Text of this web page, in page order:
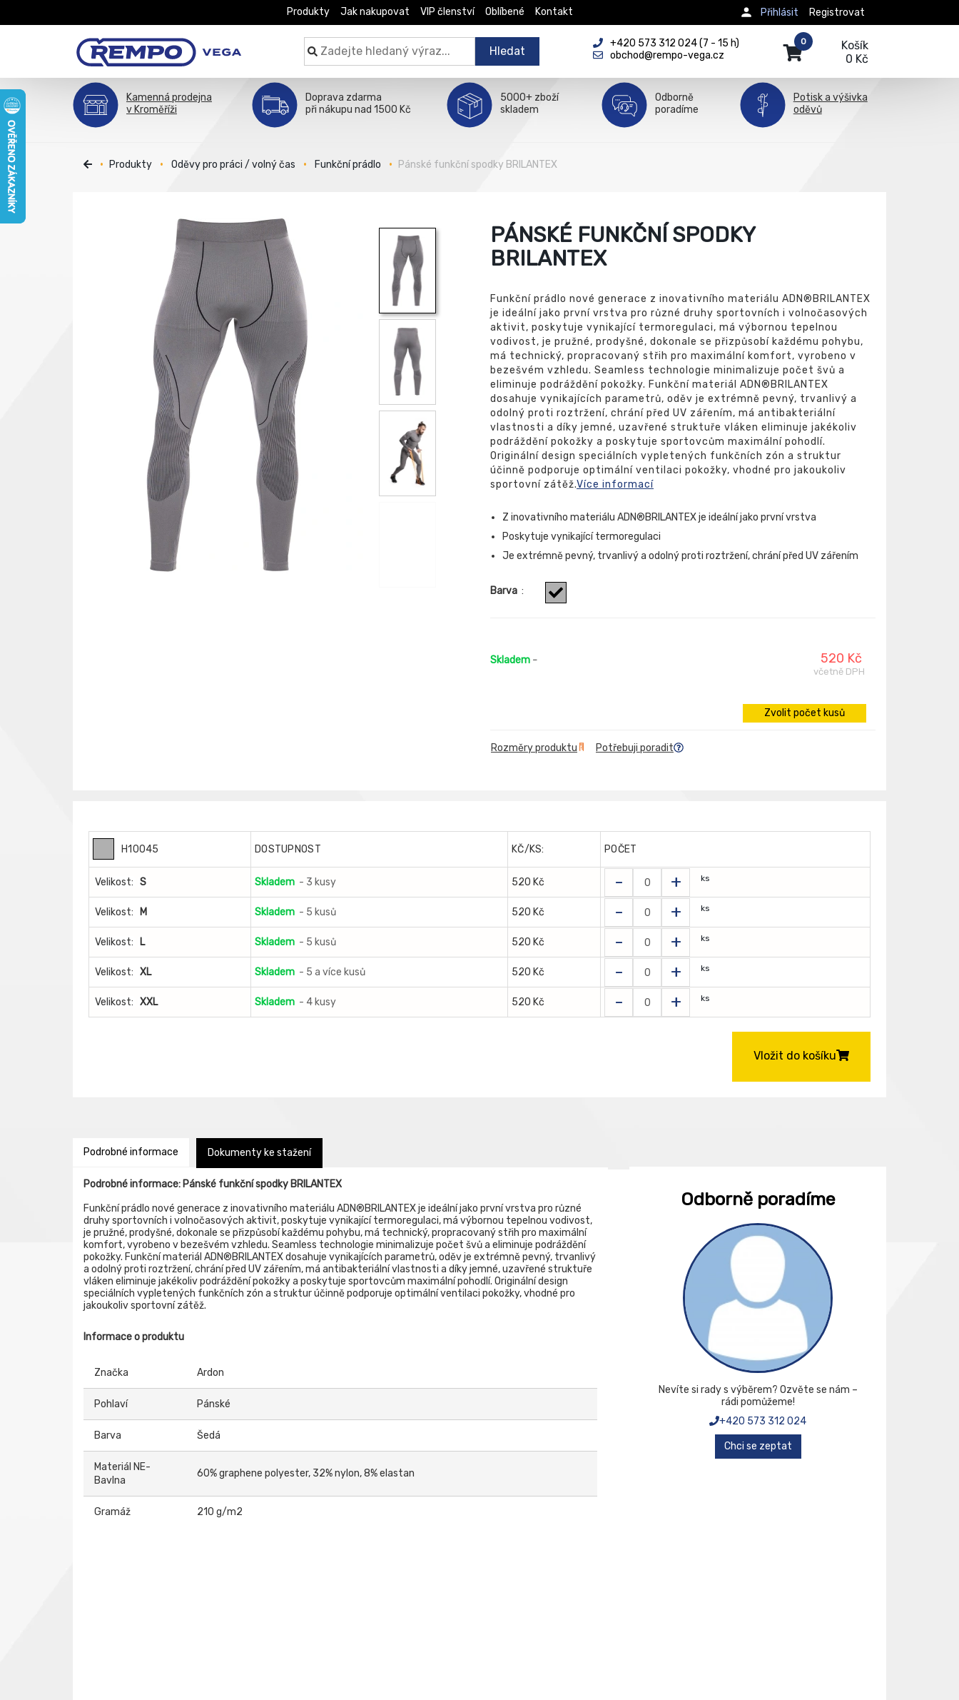
Produkty Jak nakupovat VIP členství Oblíbené Kontakt Registrovat
Přihlásit
Hledat
+420 573 312 024 (7 - 15 h)
obchod@rempo-vega.cz
Košík
0 Kč
0
Kamenná prodejna
v Kroměříži
Doprava zdarma
při nákupu nad 1500 Kč
5000+ zboží
skladem
Odborně
poradíme
Potisk a výšivka
oděvů
Produkty Oděvy pro práci / volný čas Funkční prádlo Pánské funkční spodky BRILANTEX
PÁNSKÉ FUNKČNÍ SPODKY
BRILANTEX
Funkční prádlo nové generace z inovativního materiálu ADN®BRILANTEX
je ideální jako první vrstva pro různé druhy sportovních i volnočasových
aktivit, poskytuje vynikající termoregulaci, má výbornou tepelnou
vodivost, je pružné, prodyšné, dokonale se přizpůsobí každému pohybu,
má technický, propracovaný střih pro maximální komfort, vyrobeno v
bezešvém vzhledu. Seamless technologie minimalizuje počet švů a
eliminuje podráždění pokožky. Funkční materiál ADN®BRILANTEX
dosahuje vynikajících parametrů, oděv je extrémně pevný, trvanlivý a
odolný proti roztržení, chrání před UV zářením, má antibakteriální
vlastnosti a díky jemné, uzavřené struktuře vláken eliminuje jakékoliv
podráždění pokožky a poskytuje sportovcům maximální pohodlí.
Originální design speciálních vypletených funkčních zón a struktur
účinně podporuje optimální ventilaci pokožky, vhodné pro jakoukoliv
sportovní zátěž.Více informací
Z inovativního materiálu ADN®BRILANTEX je ideální jako první vrstva
Poskytuje vynikající termoregulaci
Je extrémně pevný, trvanlivý a odolný proti roztržení, chrání před UV zářením
Barva :
Skladem - 520 Kč
včetně DPH
Zvolit počet kusů
Rozměry produktu Potřebuji poradit
H10045 DOSTUPNOST KČ/KS: POČET
Velikost: S Skladem - 3 kusy 520 Kč - + ks
Velikost: M Skladem - 5 kusů 520 Kč - + ks
Velikost: L Skladem - 5 kusů 520 Kč - + ks
Velikost: XL Skladem - 5 a více kusů 520 Kč - + ks
Velikost: XXL Skladem - 4 kusy 520 Kč - + ks
Vložit do košíku
Podrobné informace Dokumenty ke stažení
Podrobné informace: Pánské funkční spodky BRILANTEX
Funkční prádlo nové generace z inovativního materiálu ADN®BRILANTEX je ideální jako první vrstva pro různé
druhy sportovních i volnočasových aktivit, poskytuje vynikající termoregulaci, má výbornou tepelnou vodivost,
je pružné, prodyšné, dokonale se přizpůsobí každému pohybu, má technický, propracovaný střih pro maximální
komfort, vyrobeno v bezešvém vzhledu. Seamless technologie minimalizuje počet švů a eliminuje podráždění
pokožky. Funkční materiál ADN®BRILANTEX dosahuje vynikajících parametrů, oděv je extrémně pevný, trvanlivý
a odolný proti roztržení, chrání před UV zářením, má antibakteriální vlastnosti a díky jemné, uzavřené struktuře
vláken eliminuje jakékoliv podráždění pokožky a poskytuje sportovcům maximální pohodlí. Originální design
speciálních vypletených funkčních zón a struktur účinně podporuje optimální ventilaci pokožky, vhodné pro
jakoukoliv sportovní zátěž.
Informace o produktu
Značka Ardon
Pohlaví Pánské
Barva Šedá
Materiál NE-
Bavlna
60% graphene polyester, 32% nylon, 8% elastan
Gramáž 210 g/m2
Odborně poradíme
Nevíte si rady s výběrem? Ozvěte se nám –
rádi pomůžeme!
+420 573 312 024
Chci se zeptat